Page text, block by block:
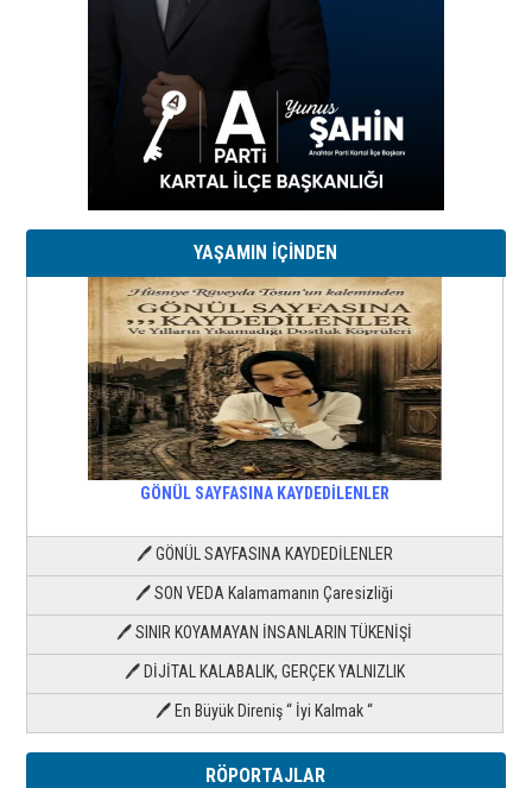
YAŞAMIN İÇİNDEN
GÖNÜL SAYFASINA KAYDEDİLENLER
🖊 GÖNÜL SAYFASINA KAYDEDİLENLER
🖊 SON VEDA Kalamamanın Çaresizliği
🖊 SINIR KOYAMAYAN İNSANLARIN TÜKENİŞİ
🖊 DİJİTAL KALABALIK, GERÇEK YALNIZLIK
🖊 En Büyük Direniş “ İyi Kalmak “
RÖPORTAJLAR